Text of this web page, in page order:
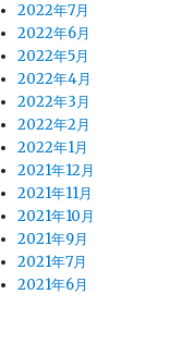
2022年7月
2022年6月
2022年5月
2022年4月
2022年3月
2022年2月
2022年1月
2021年12月
2021年11月
2021年10月
2021年9月
2021年7月
2021年6月